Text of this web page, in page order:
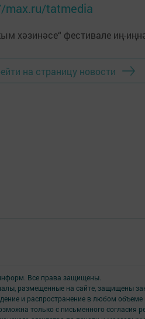
max.ru/tatmedia
на страницу новости
Все права защищены.
размещенные на сайте, защищены
и распространение в любом
только с письменного согласия